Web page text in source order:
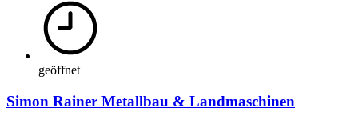
geöffnet
Simon Rainer Metallbau & Landmaschinen